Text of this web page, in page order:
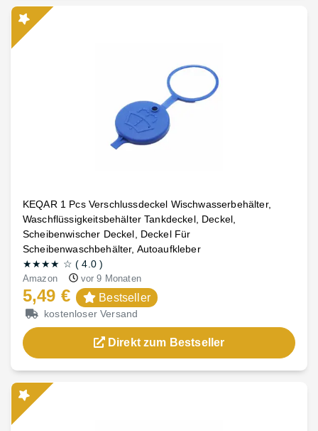
KEQAR 1 Pcs Verschlussdeckel Wischwasserbehälter,
Waschflüssigkeitsbehälter Tankdeckel, Deckel,
Scheibenwischer Deckel, Deckel Für
Scheibenwaschbehälter, Autoaufkleber
★★★★ ☆ (4.0)
Amazon vor 9 Monaten
5,49 € Bestseller
kostenloser Versand
Direkt zum Bestseller